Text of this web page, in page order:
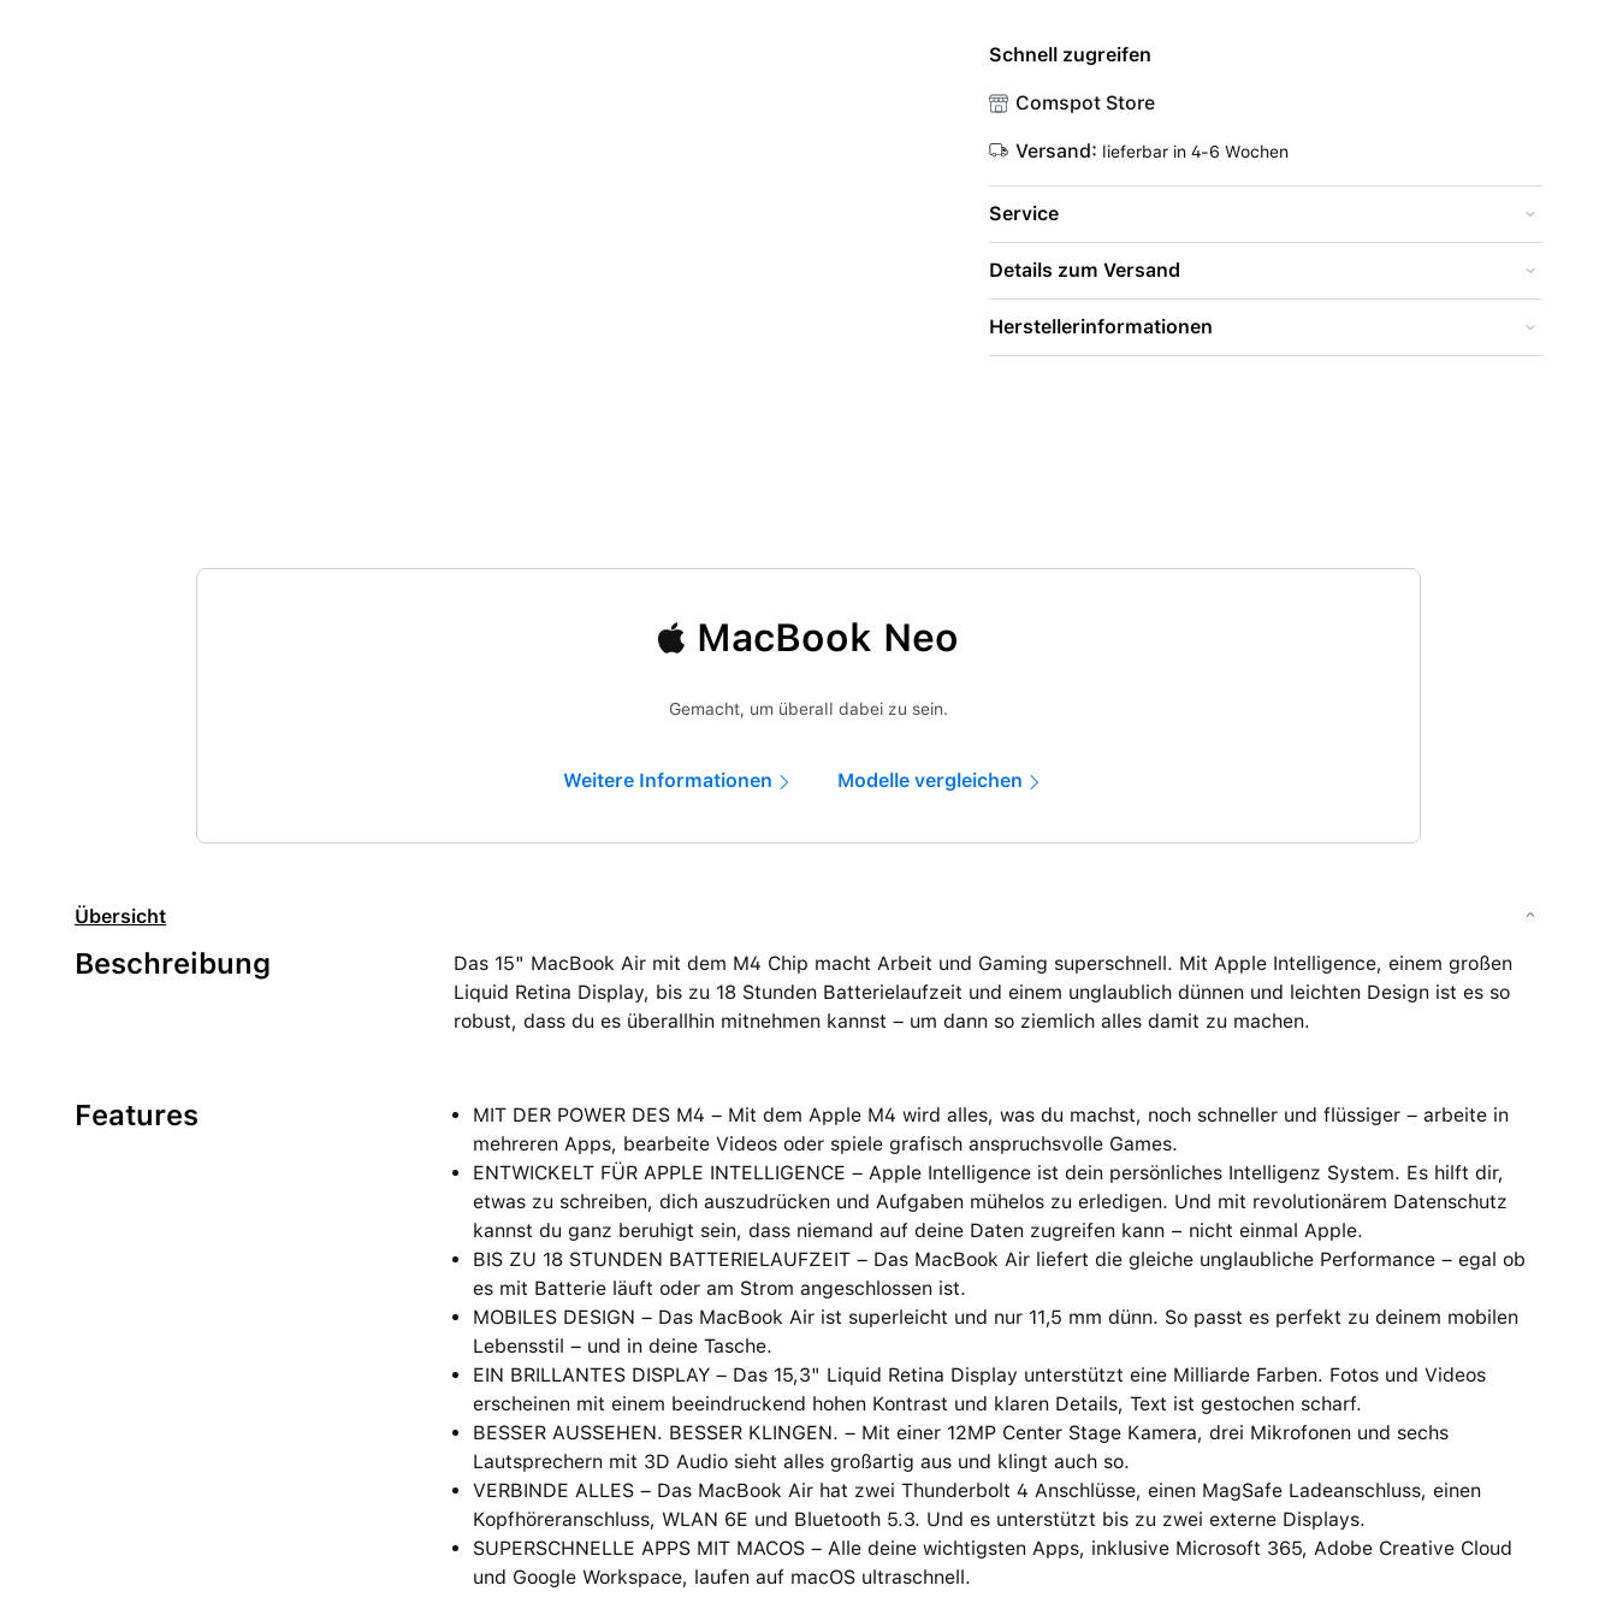
Schnell zugreifen
Comspot Store
Versand: lieferbar in 4-6 Wochen
Service
Details zum Versand
Herstellerinformationen
MacBook Neo
Gemacht, um überall dabei zu sein.
Weitere Informationen Modelle vergleichen
Übersicht
Beschreibung
Das 15" MacBook Air mit dem M4 Chip macht Arbeit und Gaming superschnell. Mit Apple Intelligence, einem großen
Liquid Retina Display, bis zu 18 Stunden Batterielaufzeit und einem unglaublich dünnen und leichten Design ist es so
robust, dass du es überallhin mitnehmen kannst – um dann so ziemlich alles damit zu machen.
Features
MIT DER POWER DES M4 – Mit dem Apple M4 wird alles, was du machst, noch schneller und flüssiger – arbeite in
mehreren Apps, bearbeite Videos oder spiele grafisch anspruchsvolle Games.
ENTWICKELT FÜR APPLE INTELLIGENCE – Apple Intelligence ist dein persönliches Intelligenz System. Es hilft dir,
etwas zu schreiben, dich auszudrücken und Aufgaben mühelos zu erledigen. Und mit revolutionärem Datenschutz
kannst du ganz beruhigt sein, dass niemand auf deine Daten zugreifen kann − nicht einmal Apple.
BIS ZU 18 STUNDEN BATTERIELAUFZEIT – Das MacBook Air liefert die gleiche unglaubliche Performance – egal ob
es mit Batterie läuft oder am Strom angeschlossen ist.
MOBILES DESIGN – Das MacBook Air ist superleicht und nur 11,5 mm dünn. So passt es perfekt zu deinem mobilen
Lebensstil – und in deine Tasche.
EIN BRILLANTES DISPLAY – Das 15,3" Liquid Retina Display unterstützt eine Milliarde Farben. Fotos und Videos
erscheinen mit einem beein­druckend hohen Kontrast und klaren Details, Text ist gestochen scharf.
BESSER AUSSEHEN. BESSER KLINGEN. – Mit einer 12MP Center Stage Kamera, drei Mikrofonen und sechs
Lautsprechern mit 3D Audio sieht alles großartig aus und klingt auch so.
VERBINDE ALLES – Das MacBook Air hat zwei Thunderbolt 4 Anschlüsse, einen MagSafe Ladeanschluss, einen
Kopfhöreranschluss, WLAN 6E und Bluetooth 5.3. Und es unterstützt bis zu zwei externe Displays.
SUPERSCHNELLE APPS MIT MACOS – Alle deine wichtigsten Apps, inklusive Microsoft 365, Adobe Creative Cloud
und Google Workspace, laufen auf macOS ultraschnell.